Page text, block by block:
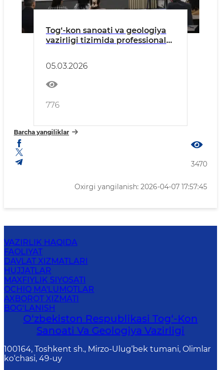
Tog‘-kon sanoati va geologiya
vazirligi tizimida professional
seminar bo‘lib o‘tdi
05.03.2026
776
Barcha yangiliklar
3470
Oxirgi yangilanish: 2026-04-07 17:57:45
VAZIRLIK HAQIDA
FAOLIYAT
DAVLAT XIZMATLARI
HUJJATLAR
MAXFIYLIK SIYOSATI
OCHIQ MA'LUMOTLAR
AXBOROT XIZMATI
BOG‘LANISH
O‘zbekiston Respublikasi Tog‘-Kon
Sanoati Va Geologiya Vazirligi
100164, Toshkent sh., Mirzo-Ulug‘bek tumani, Olimlar
ko‘chasi, 49-uy